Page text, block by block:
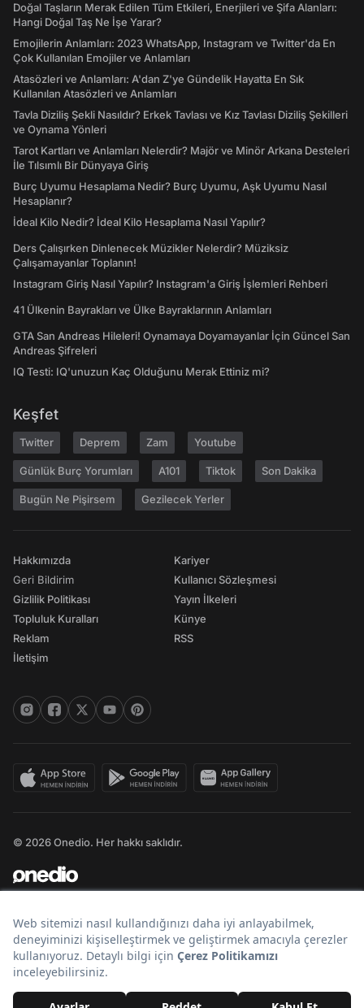
Doğal Taşların Merak Edilen Tüm Etkileri, Enerjileri ve Şifa Alanları:
Hangi Doğal Taş Ne İşe Yarar?
Emojilerin Anlamları: 2023 WhatsApp, Instagram ve Twitter'da En
Çok Kullanılan Emojiler ve Anlamları
Atasözleri ve Anlamları: A'dan Z'ye Gündelik Hayatta En Sık
Kullanılan Atasözleri ve Anlamları
Tavla Diziliş Şekli Nasıldır? Erkek Tavlası ve Kız Tavlası Diziliş Şekilleri
ve Oynama Yönleri
Tarot Kartları ve Anlamları Nelerdir? Majör ve Minör Arkana Desteleri
İle Tılsımlı Bir Dünyaya Giriş
Burç Uyumu Hesaplama Nedir? Burç Uyumu, Aşk Uyumu Nasıl
Hesaplanır?
İdeal Kilo Nedir? İdeal Kilo Hesaplama Nasıl Yapılır?
Ders Çalışırken Dinlenecek Müzikler Nelerdir? Müziksiz
Çalışamayanlar Toplanın!
Instagram Giriş Nasıl Yapılır? Instagram'a Giriş İşlemleri Rehberi
41 Ülkenin Bayrakları ve Ülke Bayraklarının Anlamları
GTA San Andreas Hileleri! Oynamaya Doyamayanlar İçin Güncel San
Andreas Şifreleri
IQ Testi: IQ'unuzun Kaç Olduğunu Merak Ettiniz mi?
Keşfet
Twitter Deprem Zam Youtube
Günlük Burç Yorumları A101 Tiktok Son Dakika
Bugün Ne Pişirsem Gezilecek Yerler
Hakkımızda
Geri Bildirim
Gizlilik Politikası
Topluluk Kuralları
Reklam
İletişim
Kariyer
Kullanıcı Sözleşmesi
Yayın İlkeleri
Künye
RSS
© 2026 Onedio. Her hakkı saklıdır.
Bir markasıdır.